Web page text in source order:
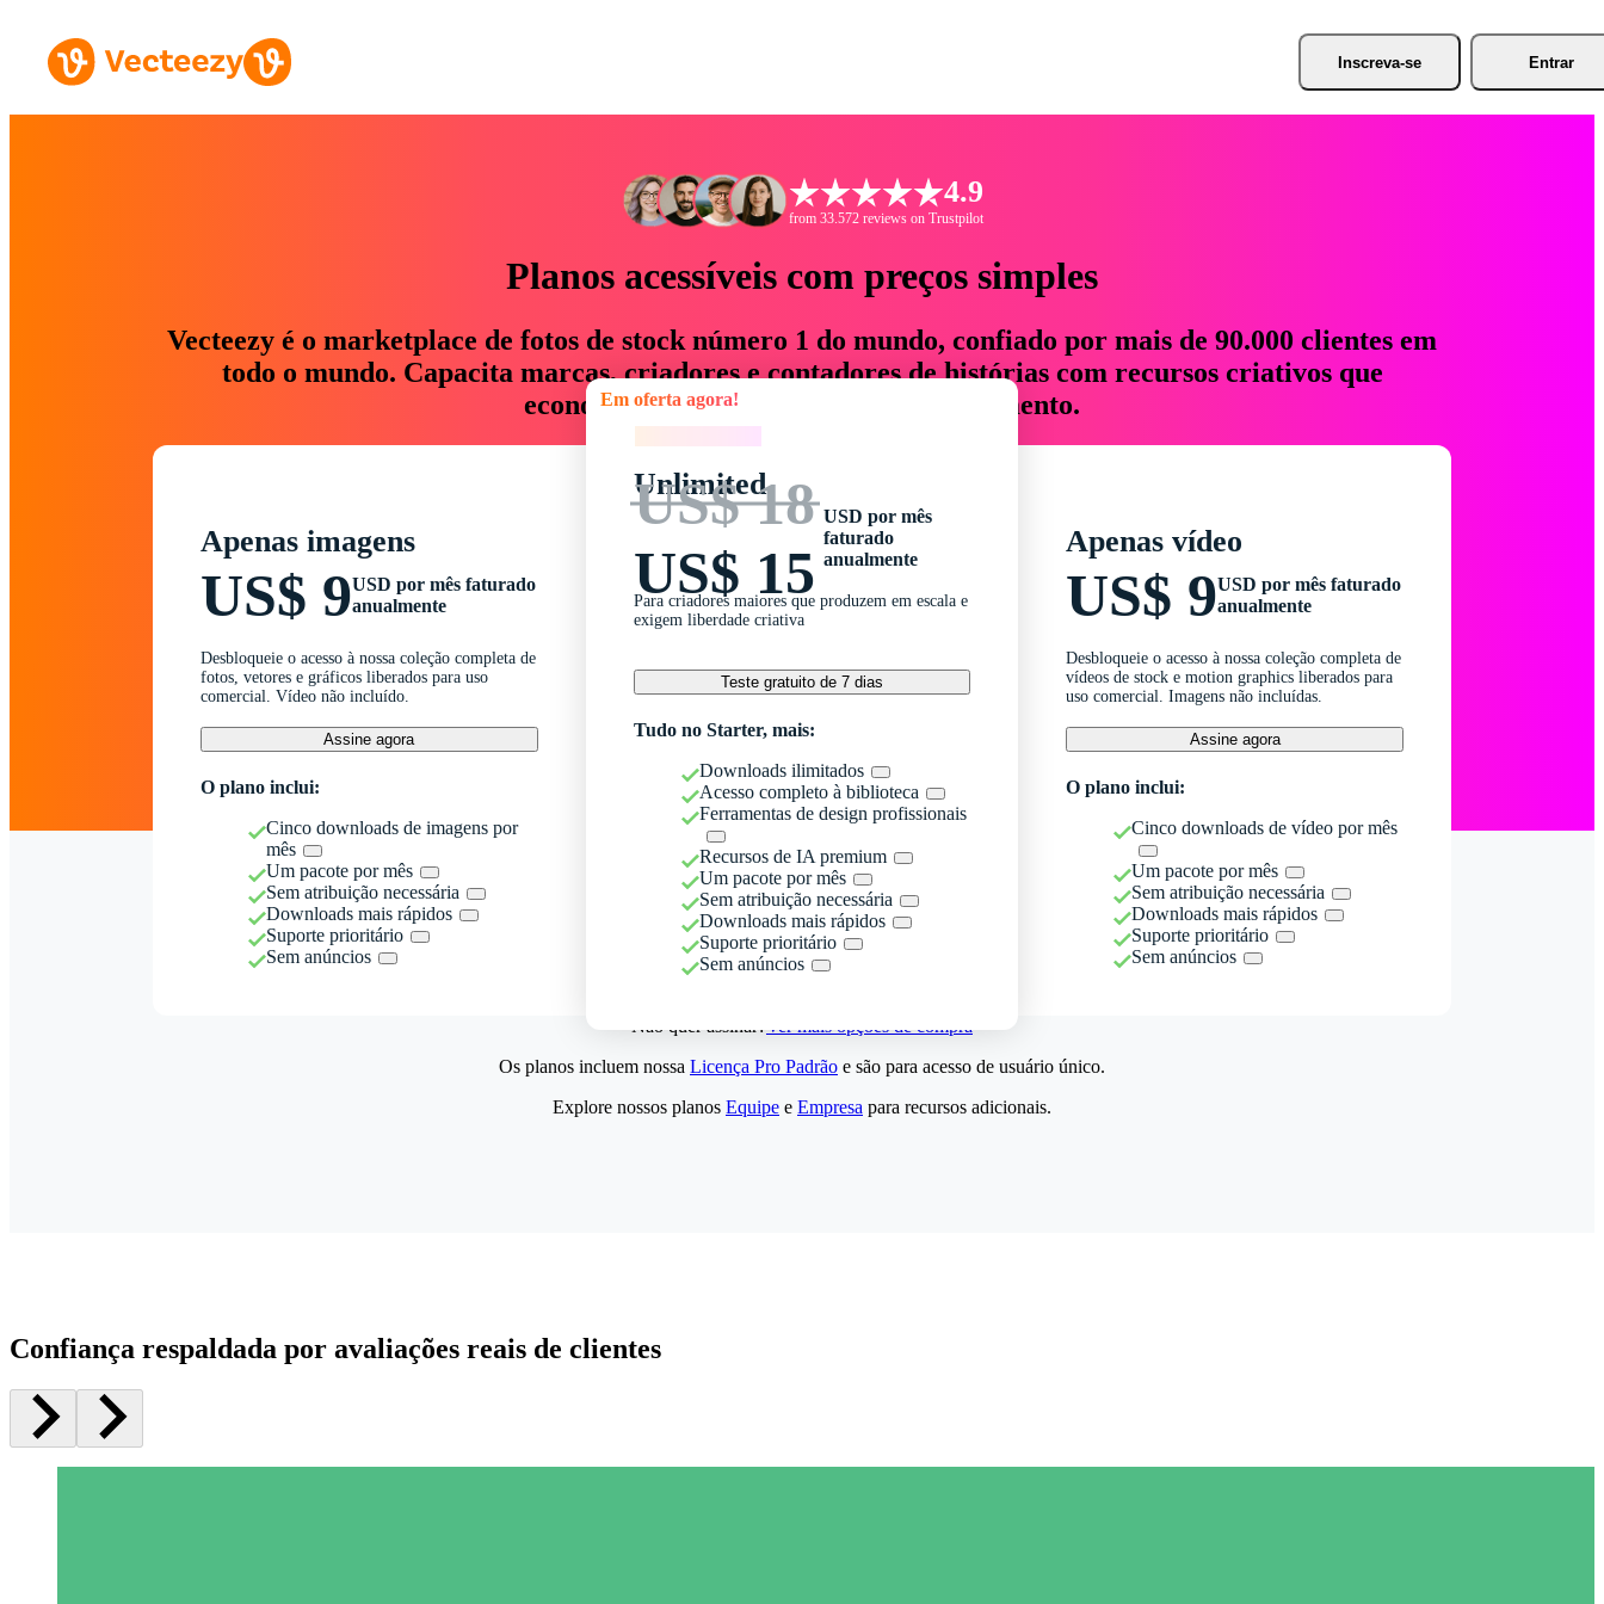
Inscreva-se Entrar
4.9
from 33.572 reviews on Trustpilot
Planos acessíveis com preços simples
Vecteezy é o marketplace de fotos de stock número 1 do mundo, confiado por mais de 90.000 clientes em
todo o mundo. Capacita marcas, criadores e contadores de histórias com recursos criativos que
economizam até 76% em tempo e orçamento.
Apenas imagens
US$ 9USD por mês faturado
anualmente
Desbloqueie o acesso à nossa coleção completa de
fotos, vetores e gráficos liberados para uso
comercial. Vídeo não incluído.
Assine agora
O plano inclui:
Cinco downloads de imagens por
mês
Um pacote por mês
Sem atribuição necessária
Downloads mais rápidos
Suporte prioritário
Sem anúncios
Em oferta agora!
Unlimited
US$ 18
US$ 15
USD por mês
faturado
anualmente
Para criadores maiores que produzem em escala e
exigem liberdade criativa
Teste gratuito de 7 dias
Tudo no Starter, mais:
Downloads ilimitados
Acesso completo à biblioteca
Ferramentas de design profissionais
Recursos de IA premium
Um pacote por mês
Sem atribuição necessária
Downloads mais rápidos
Suporte prioritário
Sem anúncios
Apenas vídeo
US$ 9USD por mês faturado
anualmente
Desbloqueie o acesso à nossa coleção completa de
vídeos de stock e motion graphics liberados para
uso comercial. Imagens não incluídas.
Assine agora
O plano inclui:
Cinco downloads de vídeo por mês
Um pacote por mês
Sem atribuição necessária
Downloads mais rápidos
Suporte prioritário
Sem anúncios
Não quer assinar?Ver mais opções de compra
Os planos incluem nossa Licença Pro Padrão e são para acesso de usuário único.
Explore nossos planos Equipe e Empresa para recursos adicionais.
Confiança respaldada por avaliações reais de clientes